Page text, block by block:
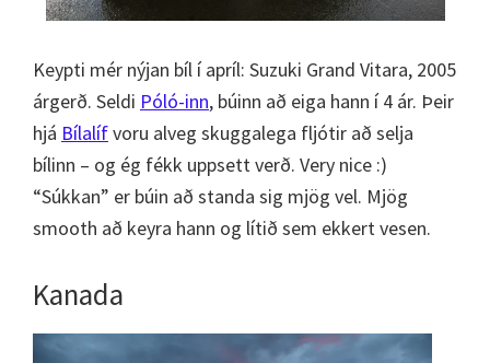
Keypti mér nýjan bíl í apríl: Suzuki Grand Vitara, 2005
árgerð. Seldi Póló-inn, búinn að eiga hann í 4 ár. Þeir
hjá Bílalífvoru alveg skuggalega fljótir að selja
bílinn – og ég fékk uppsett verð. Very nice :)
“Súkkan” er búin að standa sig mjög vel. Mjög
smooth að keyra hann og lítið sem ekkert vesen.
Kanada